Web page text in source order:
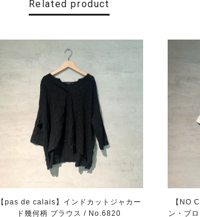
Related product
【pas de calais】インドカットジャカー
ド幾何柄 ブラウス / No.6820
【NO
ン・ブ